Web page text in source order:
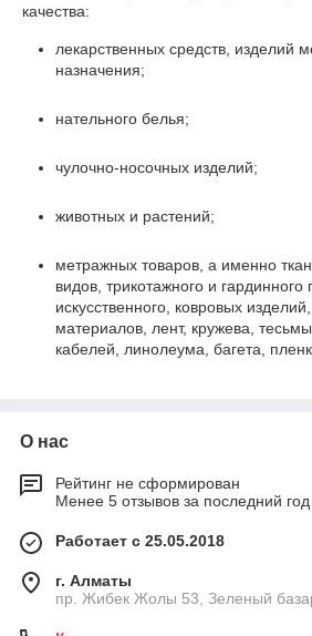
качества:
лекарственных средств, изделий
назначения;
нательного белья;
чулочно-носочных изделий;
животных и растений;
метражных товаров, а именно
видов, трикотажного и
искусственного, ковровых
материалов, лент, кружева,
кабелей, линолеума, багета,
О нас
Рейтинг не сформирован
Менее 5 отзывов за последний год
Работает с 25.05.2018
г. Алматы
пр. Жибек Жолы 53, Зеленый